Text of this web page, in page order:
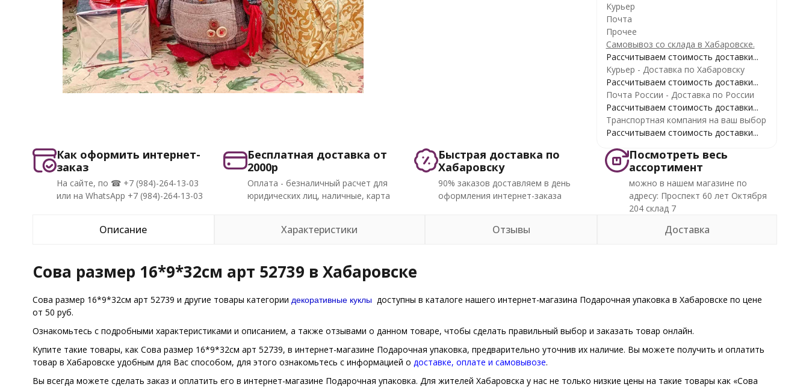
Курьер
Почта
Прочее
Самовывоз со склада в Хабаровске.
Рассчитываем стоимость доставки...
Курьер - Доставка по Хабаровску
Рассчитываем стоимость доставки...
Почта России - Доставка по России
Рассчитываем стоимость доставки...
Транспортная компания на ваш выбор
Рассчитываем стоимость доставки...
Как оформить интернет-
заказ
На сайте, по ☎ +7 (984)-264-13-03
или на WhatsApp +7 (984)-264-13-03
Бесплатная доставка от
2000р
Оплата - безналичный расчет для
юридических лиц, наличные, карта
Быстрая доставка по
Хабаровску
90% заказов доставляем в день
оформления интернет-заказа
Посмотреть весь
ассортимент
можно в нашем магазине по
адресу: Проспект 60 лет Октября
204 склад 7
Описание Характеристики Отзывы Доставка
Сова размер 16*9*32см арт 52739 в Хабаровске
Сова размер 16*9*32см арт 52739 и другие товары категории декоративные куклыдоступны в каталоге нашего интернет-магазина Подарочная упаковка в Хабаровске по цене
от 50 руб.
Ознакомьтесь с подробными характеристиками и описанием, а также отзывами о данном товаре, чтобы сделать правильный выбор и заказать товар онлайн.
Купите такие товары, как Сова размер 16*9*32см арт 52739, в интернет-магазине Подарочная упаковка, предварительно уточнив их наличие. Вы можете получить и оплатить
товар в Хабаровске удобным для Вас способом, для этого ознакомьтесь с информацией о доставке, оплате и самовывозе.
Вы всегда можете сделать заказ и оплатить его в интернет-магазине Подарочная упаковка. Для жителей Хабаровска у нас не только низкие цены на такие товары как «Сова